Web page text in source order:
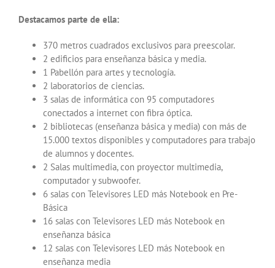
Destacamos parte de ella:
370 metros cuadrados exclusivos para preescolar.
2 edificios para enseñanza básica y media.
1 Pabellón para artes y tecnología.
2 laboratorios de ciencias.
3 salas de informática con 95 computadores
conectados a internet con fibra óptica.
2 bibliotecas (enseñanza básica y media) con más de
15.000 textos disponibles y computadores para trabajo
de alumnos y docentes.
2 Salas multimedia, con proyector multimedia,
computador y subwoofer.
6 salas con Televisores LED más Notebook en Pre-
Básica
16 salas con Televisores LED más Notebook en
enseñanza básica
12 salas con Televisores LED más Notebook en
enseñanza media